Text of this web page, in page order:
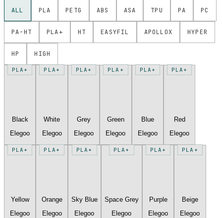
ALL PLA PETG ABS ASA TPU PA PC
PA-HT PLA+ HT EASYFIL APOLLOX HYPER
HP HIGH
PLA+
Black
Elegoo
PLA+
White
Elegoo
PLA+
Grey
Elegoo
PLA+
Green
Elegoo
PLA+
Blue
Elegoo
PLA+
Red
Elegoo
PLA+
Yellow
Elegoo
PLA+
Orange
Elegoo
PLA+
Sky Blue
Elegoo
PLA+
Space Grey
Elegoo
PLA+
Purple
Elegoo
PLA+
Beige
Elegoo